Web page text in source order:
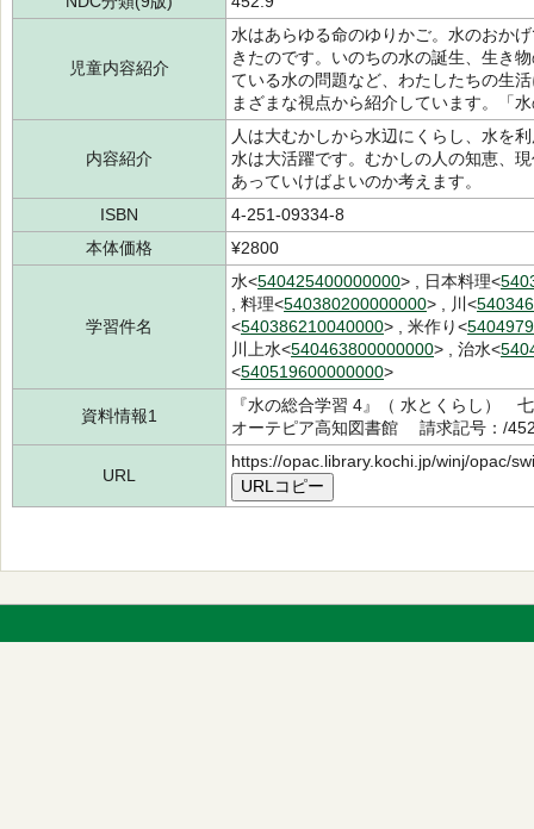
児童内容紹介
水はあらゆる命のゆりかご。水のおか
きたのです。いのちの水の誕生、生き
ている水の問題など、わたしたちの生
まざまな視点から紹介しています。「
内容紹介
人は大むかしから水辺にくらし、水を
水は大活躍です。むかしの人の知恵、
あっていけばよいのか考えます。
ISBN
4-251-09334-8
本体価格
¥2800
学習件名
水<540425400000000> , 日本料理<
, 料理<540380200000000> , 川<
<540386210040000> , 米作り<
川上水<540463800000000> , 治水<
<540519600000000>
資料情報1
『水の総合学習 4』（ 水とくらし
オーテピア高知図書館 請求記号：/
URL
https://opac.library.kochi.jp/winj/opac/
URLコピー